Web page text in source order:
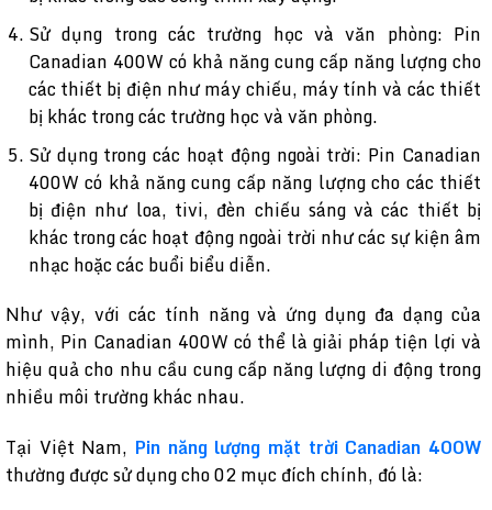
Sử dụng trong các trường học và văn phòng: Pin
Canadian 400W có khả năng cung cấp năng lượng cho
các thiết bị điện như máy chiếu, máy tính và các thiết
bị khác trong các trường học và văn phòng.
Sử dụng trong các hoạt động ngoài trời: Pin Canadian
400W có khả năng cung cấp năng lượng cho các thiết
bị điện như loa, tivi, đèn chiếu sáng và các thiết bị
khác trong các hoạt động ngoài trời như các sự kiện âm
nhạc hoặc các buổi biểu diễn.
Như vậy, với các tính năng và ứng dụng đa dạng của
mình, Pin Canadian 400W có thể là giải pháp tiện lợi và
hiệu quả cho nhu cầu cung cấp năng lượng di động trong
nhiều môi trường khác nhau.
Tại Việt Nam, Pin năng lượng mặt trời Canadian 400W
thường được sử dụng cho 02 mục đích chính, đó là: